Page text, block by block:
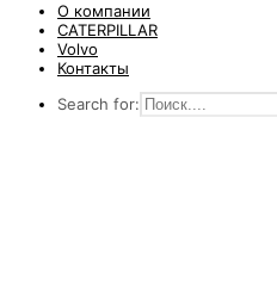
О компании
CATERPILLAR
Volvo
Контакты
Search for: